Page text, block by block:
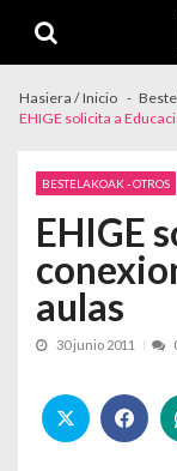
Hasiera / Inicio
EHIGE solicita a
BESTELAKOAK - OTROS
EHIGE
aulas
30 junio 2011